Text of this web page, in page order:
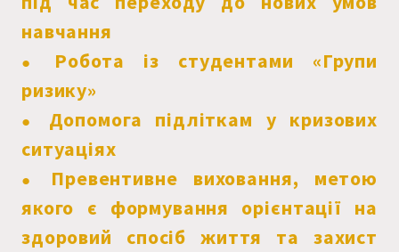
навчання
● Робота із студентами «Групи
ризику»
● Допомога підліткам у кризових
ситуаціях
● Превентивне виховання, метою
якого є формування орієнтації на
здоровий спосіб життя та захист